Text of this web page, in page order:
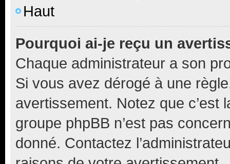
Haut
Pourquoi ai-je reçu un
Chaque administrateur a son
Si vous avez dérogé à une
avertissement. Notez que c’est
groupe phpBB n’est pas
donné. Contactez